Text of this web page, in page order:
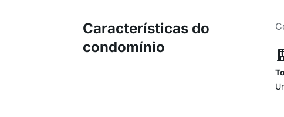
Características do
condomínio